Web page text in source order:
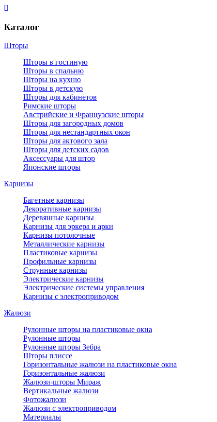
Каталог
Шторы
Шторы в гостиную
Шторы в спальню
Шторы на кухню
Шторы в детскую
Шторы для кабинетов
Римские шторы
Австрийские и Французские шторы
Шторы для загородных домов
Шторы для нестандартных окон
Шторы для актового зала
Шторы для детских садов
Аксессуары для штор
Японские шторы
Карнизы
Багетные карнизы
Декоративные карнизы
Деревянные карнизы
Карнизы для эркера и арки
Карнизы потолочные
Металлические карнизы
Пластиковые карнизы
Профильные карнизы
Струнные карнизы
Электрические карнизы
Электрические системы управления
Карнизы с электроприводом
Жалюзи
Рулонные шторы на пластиковые окна
Рулонные шторы
Рулонные шторы Зебра
Шторы плиссе
Горизонтальные жалюзи на пластиковые окна
Горизонтальные жалюзи
Жалюзи-шторы Мираж
Вертикальные жалюзи
Фотожалюзи
Жалюзи с электроприводом
Материалы